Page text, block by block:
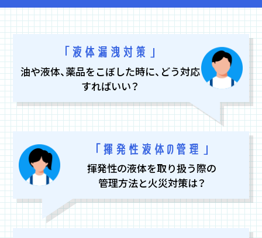
油や液体、薬品をこぼした時に、どう対応
すればいい？
揮発性の液体を取り扱う際の
管理方法と火災対策は？